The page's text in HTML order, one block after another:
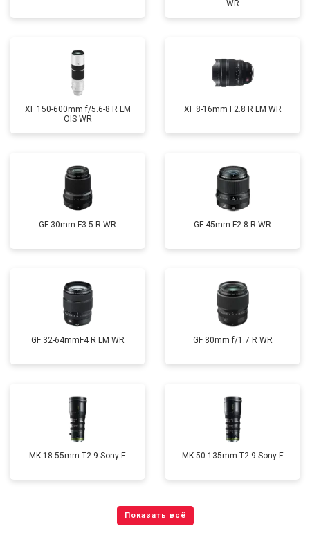
WR
XF 150-600mm f/5.6-8 R LM
OIS WR
XF 8-16mm F2.8 R LM WR
GF 30mm F3.5 R WR GF 45mm F2.8 R WR
GF 32-64mmF4 R LM WR GF 80mm f/1.7 R WR
MK 18-55mm T2.9 Sony E MK 50-135mm T2.9 Sony E